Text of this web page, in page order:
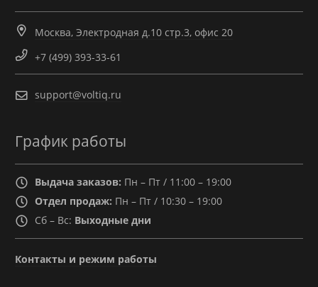
Москва, Электродная д.10 стр.3, офис 20
+7 (499) 393-33-61
support@voltiq.ru
График работы
Выдача заказов: Пн – Пт / 11:00 – 19:00
Отдел продаж: Пн – Пт / 10:30 – 19:00
Сб – Вс: Выходные дни
Контакты и режим работы